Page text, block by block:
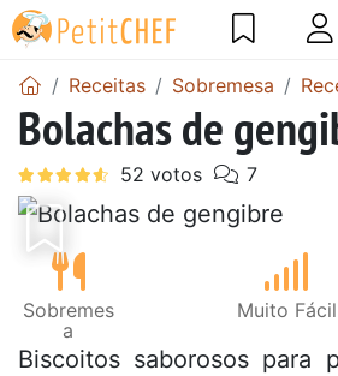
Receitas Sobremesa
Bolachas de
Sobremes
a
Muito Fácil
Biscoitos saborosos para